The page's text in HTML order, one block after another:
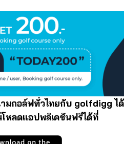
มกอล์ฟทั่วไทยกับ golfdigg ไ
หลดแอปพลิเคชันฟรีได้ที่